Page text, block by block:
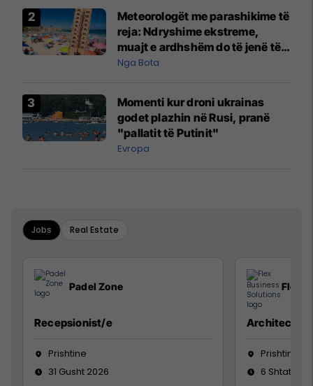
Meteorologët me parashikime të
reja: Ndryshime ekstreme,
muajt e ardhshëm do të jenë të
pazakontë
Nga Bota
Momenti kur droni ukrainas
godet plazhin në Rusi, pranë
"pallatit të Putinit"
Evropa
Jobs Real Estate
Padel Zone
Recepsionist/e
Prishtine
31 Gusht 2026
Flex
Architect
Prishtinë
6 Shtator